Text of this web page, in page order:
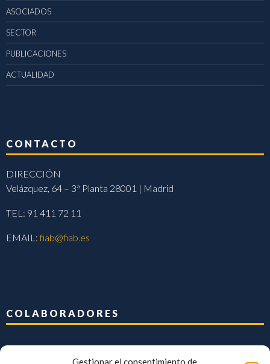
Gestionar el consentimiento de
ASOCIADOS
SECTOR
PUBLICACIONES
ACTUALIDAD
CONTACTO
DIRECCIÓN
Velázquez, 64 – 3ª Planta 28001 | Madrid
TEL: 91 411 72 11
EMAIL:fiab@fiab.es
COLABORADORES